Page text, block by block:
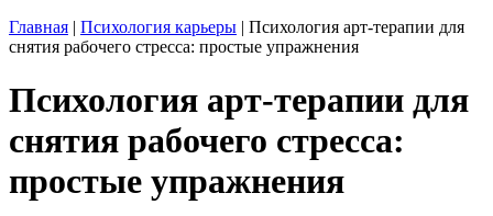
Главная | Психология карьеры | Психология арт-терапии для
снятия рабочего стресса: простые упражнения
Психология арт-терапии для
снятия рабочего стресса:
простые упражнения